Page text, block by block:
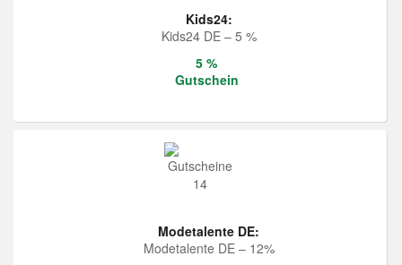
Kids24:
Kids24 DE – 5 %
5 %
Gutschein
Modetalente DE:
Modetalente DE – 12%